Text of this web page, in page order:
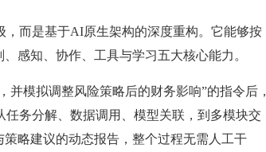
而是基于AI原生架构的深度重构。它能够按
感知、协作、工具与学习五大核心能力。
模拟调整风险策略后的财务影响”的指令后，
务分解、数据调用、模型关联，到多模块交
略建议的动态报告，整个过程无需人工干